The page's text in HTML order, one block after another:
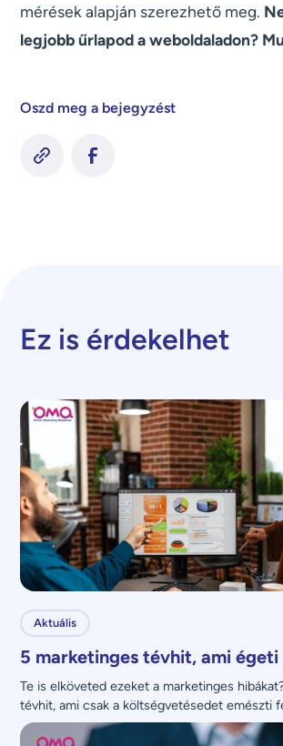
mérések alapján szerezhető meg.
legjobb űrlapod a weboldaladon?
Oszd meg a bejegyzést
Ez is érdekelhet
Aktuális
5 marketinges tévhit, ami égeti
Te is elköveted ezeket a marketinges
tévhit, ami csak a költségvetésedet emészti
nem növeli.